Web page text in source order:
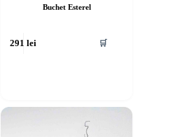
Buchet Esterel
291lei 🛒